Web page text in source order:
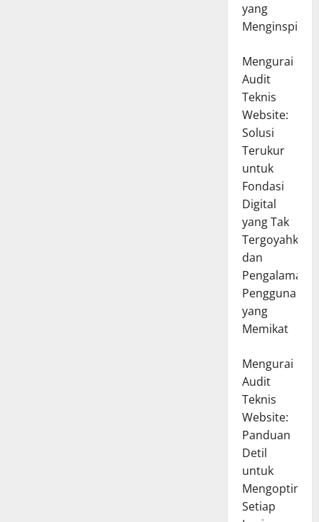
yang
Menginspirasi
Mengurai
Audit
Teknis
Website:
Solusi
Terukur
untuk
Fondasi
Digital
yang Tak
Tergoyahkan
dan
Pengalaman
Pengguna
yang
Memikat
Mengurai
Audit
Teknis
Website:
Panduan
Detil
untuk
Setiap